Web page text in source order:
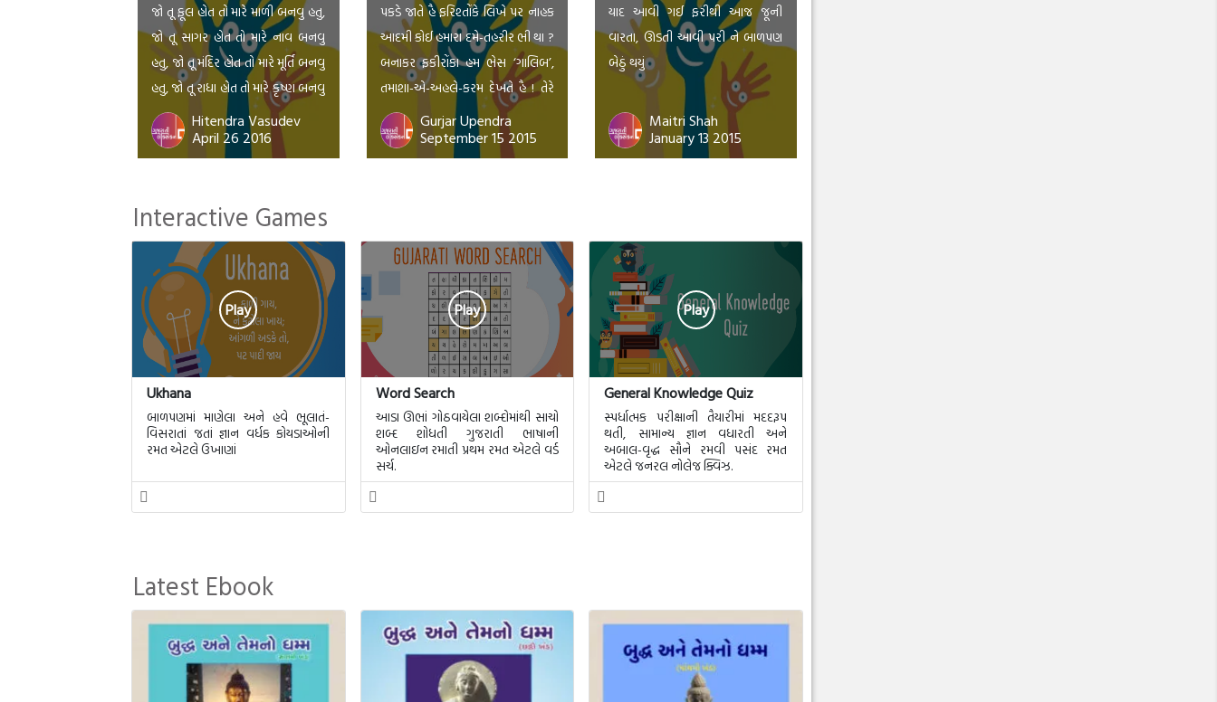
જો તૂ ફૂલ હોત તો મારે માળી બનવુ હતુ,
જો તૂ સાગર હોત તો મારે નાવ બનવુ
હતુ, જો તૂ મંદિર હોત તો મારે મૂર્તિ બનવુ
હતુ, જો તૂ રાધા હોત તો મારે કૃષ્ણ બનવુ
હતુ.
Hitendra Vasudev
April 26 2016
પકડે જાતે હૈ ફરિશ્તોંકે લિખે પર નાહક
આદમી કોઈ હમારા દમે-તહરીર ભી થા ?
બનાકર ફકીરોંકા હમ ભેસ ‘ગાલિબ’,
તમાશા-એ-અહલે-કરમ દેખતે હૈ ! તેરે
વાદે પર જિએ હમ, તો યહ જાન જૂઠ
જાના, કિ ખુશીસે મર ન જાતે, અગર
ઐતબાર હોતા ! ‘ગાલિબ’, તેરા અહવાલ
Gurjar Upendra
September 15 2015
યાદ આવી ગઈ ફરીથી આજ જૂની
વારતા, ઊડતી આવી પરી ને બાળપણ
બેઠું થયું
Maitri Shah
January 13 2015
Interactive Games
Play
Ukhana
બાળપણમાં માણેલા અને હવે ભૂલાતં-
વિસરાતાં જતાં જ્ઞાન વર્ધક કોયડાઓની
રમત એટલે ઉખાણાં
Play
Word Search
આડા ઊભાં ગોઠવાયેલા શબ્દોમાંથી સાચો
શબ્દ શોધતી ગુજરાતી ભાષાની
ઓનલાઇન રમાતી પ્રથમ રમત એટલે વર્ડ
સર્ચ.
Play
General Knowledge Quiz
સ્પર્ધાત્મક પરીક્ષાની તૈયારીમાં મદદરૂપ
થતી, સામાન્ય જ્ઞાન વધારતી અને
અબાલ-વૃદ્ધ સૌને રમવી પસંદ રમત
એટલે જનરલ નોલેજ ક્વિઝ.
Latest Ebook